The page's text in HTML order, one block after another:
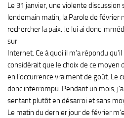
Le 31 janvier, une violente discussion
lendemain matin, la Parole de février
rechercher la paix. Je lui ai donc
sur
Internet. Ce à quoi il m’a répondu
considérait que le choix de ce
en l’occurrence vraiment de goût. Le
donc interrompu. Pendant un mois,
sentant plutôt en désarroi et sans
Le matin du dernier jour de février